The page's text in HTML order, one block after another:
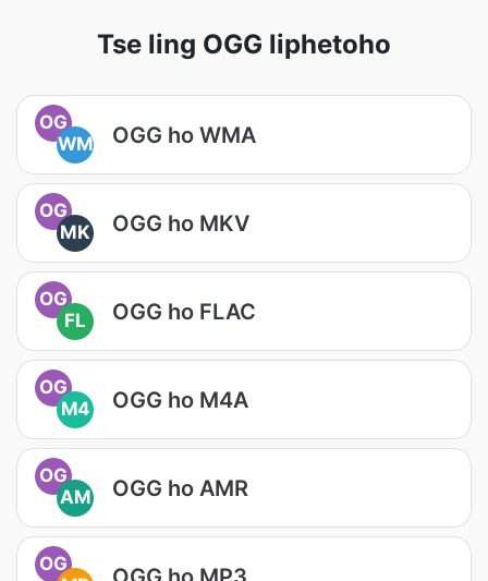
Tse ling OGG liphetoho
OG
WM
OGG ho WMA
OG
MK
OGG ho MKV
OG
FL
OGG ho FLAC
OG
M4
OGG ho M4A
OG
AM
OGG ho AMR
OG